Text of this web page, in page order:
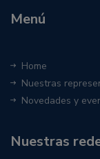
Menú
Home
Nuestras
Novedades y
Nuestras